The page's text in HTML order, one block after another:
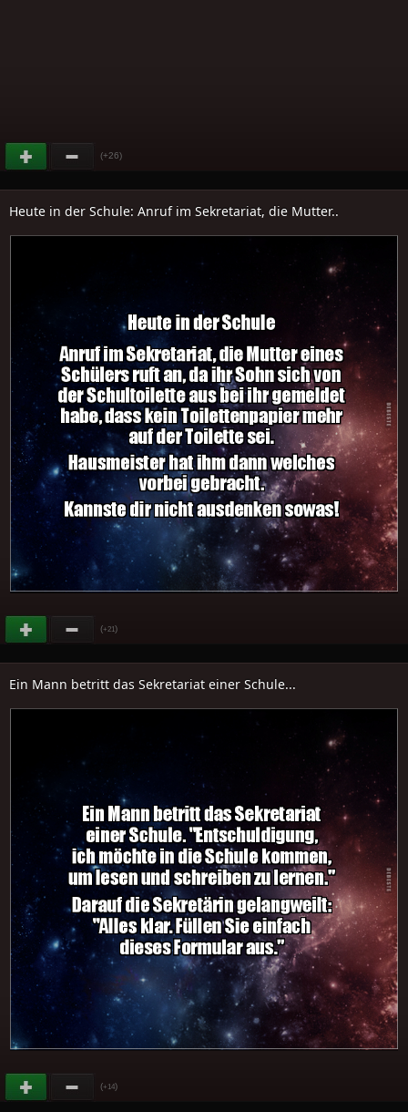
(+26)
Heute in der Schule: Anruf im Sekretariat, die Mutter..
(+21)
Ein Mann betritt das Sekretariat einer Schule...
(+14)